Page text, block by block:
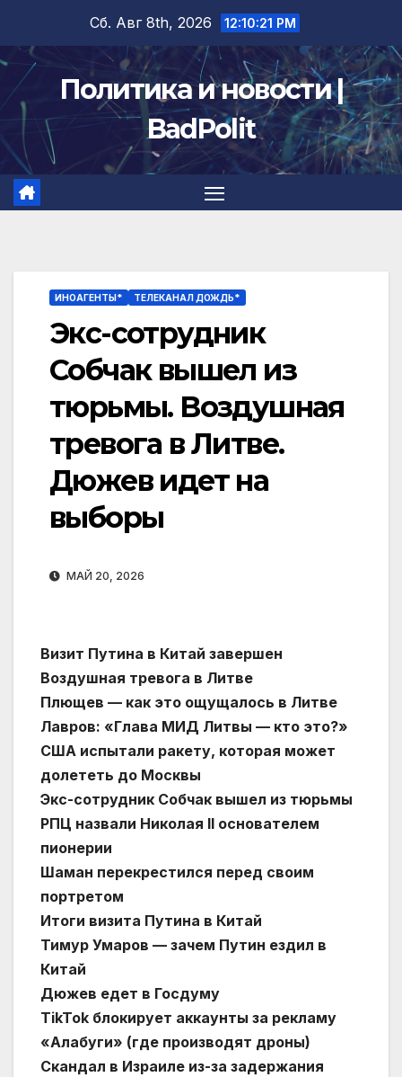
содержимому
Сб. Авг 8th, 2026 12:10:22 PM
Политика и новости |
BadPolit
ИНОАГЕНТЫ* ТЕЛЕКАНАЛ ДОЖДЬ*
Экс-сотрудник
Собчак вышел из
тюрьмы. Воздушная
тревога в Литве.
Дюжев идет на
выборы
МАЙ 20, 2026
Визит Путина в Китай завершен
Воздушная тревога в Литве
Плющев — как это ощущалось в Литве
Лавров: «Глава МИД Литвы — кто это?»
США испытали ракету, которая может
долететь до Москвы
Экс-сотрудник Собчак вышел из тюрьмы
РПЦ назвали Николая II основателем
пионерии
Шаман перекрестился перед своим
портретом
Итоги визита Путина в Китай
Тимур Умаров — зачем Путин ездил в
Китай
Дюжев едет в Госдуму
TikTok блокирует аккаунты за рекламу
«Алабуги» (где производят дроны)
Скандал в Израиле из-за задержания